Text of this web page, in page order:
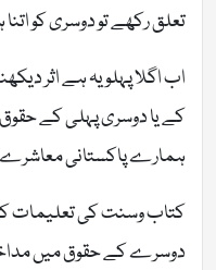
تعلق رکھے تو دوسری کو
اب اگلا پہلو یہ ہے اثر
کے یا دوسری پہلی کے حقوق
ہمارے پاکستانی
کتاب وسنت کی تعلیمات
دوسرے کے حقوق میں